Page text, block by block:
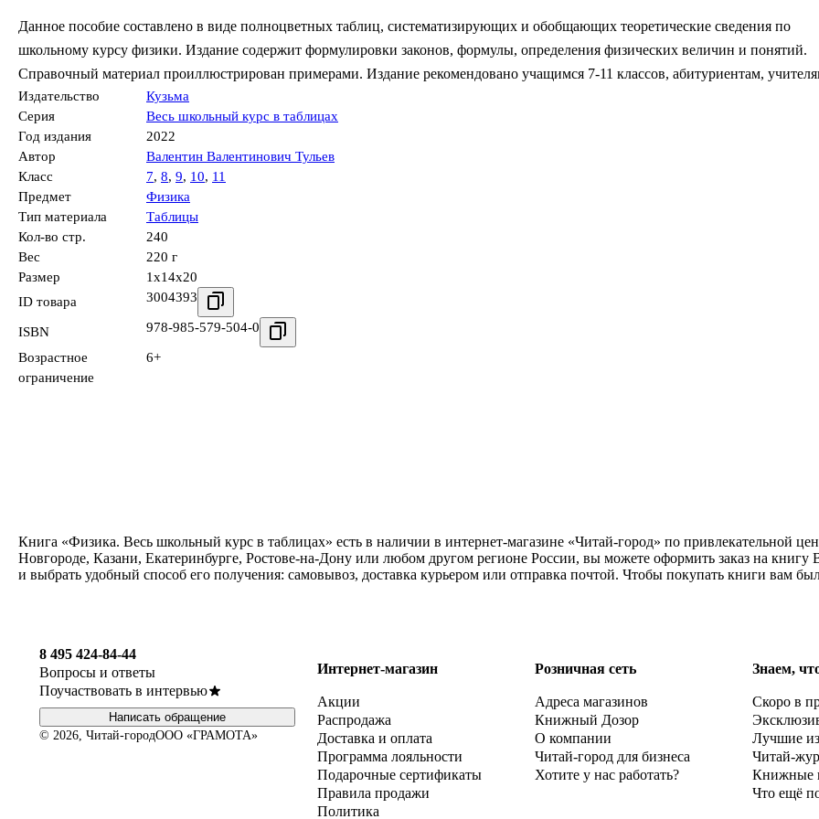
Данное пособие составлено в виде полноцветных таблиц, систематизирующих и обобщающих теоретические сведения по
школьному курсу физики. Издание содержит формулировки законов, формулы, определения физических величин и понятий.
Справочный материал проиллюстрирован примерами. Издание рекомендовано учащимся 7-11 классов, абитуриентам,
Издательство
Кузьма
Серия
Весь школьный курс в таблицах
Год издания
2022
Автор
Валентин Валентинович Тульев
Класс
7, 8, 9, 10, 11
Предмет
Физика
Тип материала
Таблицы
Кол-во стр.
240
Вес
220 г
Размер
1x14x20
ID товара
3004393
ISBN 978-985-579-504-0
Возрастное
ограничение
6+
Книга «Физика. Весь школьный курс в таблицах» есть в наличии в интернет-магазине «Читай-город» по привлекательной
Новгороде, Казани, Екатеринбурге, Ростове-на-Дону или любом другом регионе России, вы можете оформить заказ на
и выбрать удобный способ его получения: самовывоз, доставка курьером или отправка почтой. Чтобы покупать книги вам
8 495 424-84-44
Вопросы и ответы
Поучаствовать в интервью
Написать обращение
© 2026, Читай-городООО «ГРАМОТА»
Интернет-магазин
Акции
Распродажа
Доставка и оплата
Программа лояльности
Подарочные сертификаты
Правила продажи
Политика
Розничная сеть
Адреса магазинов
Книжный Дозор
О компании
Читай-город для бизнеса
Хотите у нас работать?
Знаем,
Скоро в
Лучшие
Читай-
Книжные
Что ещё